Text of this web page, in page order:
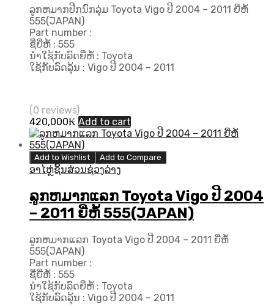
ລູກຫມາກປີກນົກລຸ່ມ Toyota Vigo ປີ 2004 – 2011 ຍີ່ຫໍ້
555(JAPAN)
Part number :
ຊື່ຍີ່ຫໍ້ : 555
ນຳໃຊ້ກັບລົດຍີ່ຫໍ້ : Toyota
ໃຊ້ກັບລົດລຸ້ນ : Vigo ປີ 2004 – 2011
(0 reviews)
420,000₭ Add to cart
Add to Wishlist Add to Compare
ອາໄຫຼ່ຊິ້ນສ່ວນຊ່ວງລ່າງ
ລູກຫມາກແລກ Toyota Vigo ປີ​ 2004
– 2011 ຍີ່ຫໍ້ 555(JAPAN)
ລູກຫມາກແລກ Toyota Vigo ປີ​ 2004 – 2011 ຍີ່ຫໍ້
555(JAPAN)
Part number :
ຊື່ຍີ່ຫໍ້ : 555
ນຳໃຊ້ກັບລົດຍີ່ຫໍ້ : Toyota
ໃຊ້ກັບລົດລຸ້ນ : Vigo ປີ​ 2004 – 2011